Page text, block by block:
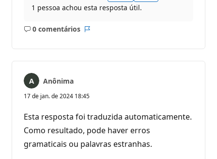
1 pessoa achou esta resposta útil.
0 comentários
Sem
Anônima
17 de jan. de 2024 18:45
Esta resposta foi traduzida automaticamente.
Como resultado, pode haver erros
gramaticais ou palavras estranhas.